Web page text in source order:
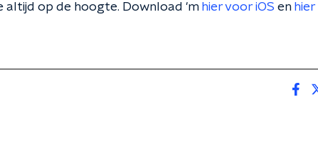
altijd op de hoogte. Download 'm hier voor iOS en hier